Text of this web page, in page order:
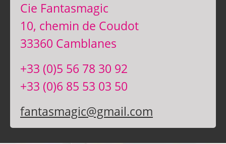
Cie Fantasmagic
10, chemin de Coudot
33360 Camblanes
+33 (0)5 56 78 30 92
+33 (0)6 85 53 03 50
fantasmagic@gmail.com